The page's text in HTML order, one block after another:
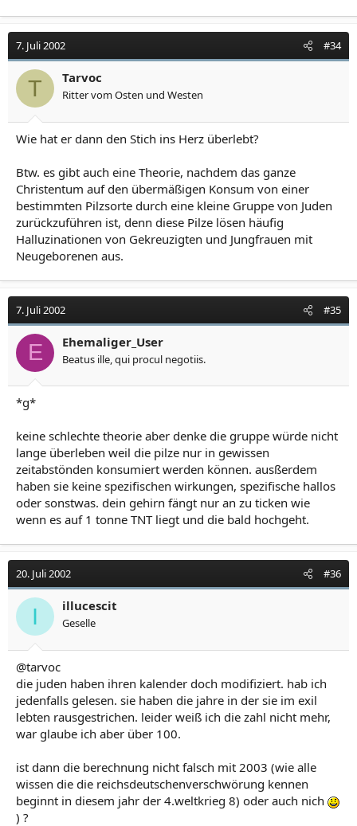
7. Juli 2002 #34
T Tarvoc
Ritter vom Osten und Westen
Wie hat er dann den Stich ins Herz überlebt?
Btw. es gibt auch eine Theorie, nachdem das ganze
Christentum auf den übermäßigen Konsum von einer
bestimmten Pilzsorte durch eine kleine Gruppe von Juden
zurückzuführen ist, denn diese Pilze lösen häufig
Halluzinationen von Gekreuzigten und Jungfrauen mit
Neugeborenen aus.
7. Juli 2002 #35
E Ehemaliger_User
Beatus ille, qui procul negotiis.
*g*
keine schlechte theorie aber denke die gruppe würde nicht
lange überleben weil die pilze nur in gewissen
zeitabstönden konsumiert werden können. ausßerdem
haben sie keine spezifischen wirkungen, spezifische hallos
oder sonstwas. dein gehirn fängt nur an zu ticken wie
wenn es auf 1 tonne TNT liegt und die bald hochgeht.
20. Juli 2002 #36
I illucescit
Geselle
@tarvoc
die juden haben ihren kalender doch modifiziert. hab ich
jedenfalls gelesen. sie haben die jahre in der sie im exil
lebten rausgestrichen. leider weiß ich die zahl nicht mehr,
war glaube ich aber über 100.
ist dann die berechnung nicht falsch mit 2003 (wie alle
wissen die die reichsdeutschenverschwörung kennen
beginnt in diesem jahr der 4.weltkrieg 8) oder auch nich
) ?